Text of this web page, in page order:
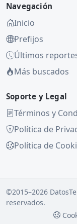
Navegación
Inicio
Prefijos
Últimos
Más buscados
Soporte y Legal
Términos y
Política de
Política de
©2015–2026
reservados.